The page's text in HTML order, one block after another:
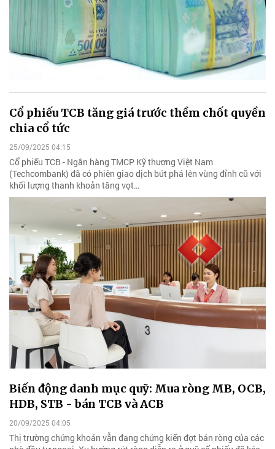
Cổ phiếu TCB tăng giá trước thềm chốt quyền
chia cổ tức
25/09/2025 04:15
Cổ phiếu TCB - Ngân hàng TMCP Kỹ thương Việt Nam
(Techcombank) đã có phiên giao dịch bứt phá lên vùng đỉnh cũ với
khối lượng thanh khoản tăng vọt…
Biến động danh mục quỹ: Mua ròng MB, OCB,
HDB, STB - bán TCB và ACB
20/09/2025 04:05
Thị trường chứng khoán vẫn đang chứng kiến đợt bán ròng của các